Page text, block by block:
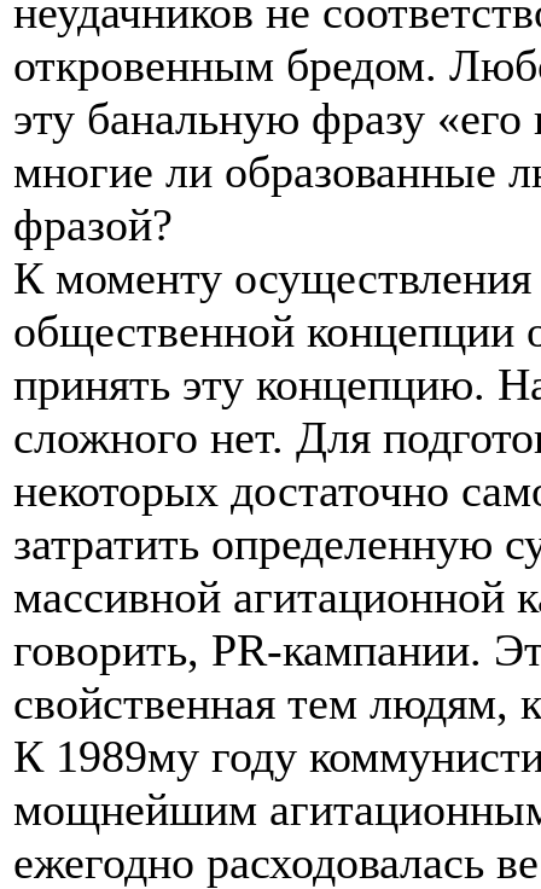
неудачников не
откровенным бредом.
эту банальную фразу
многие ли образованные
фразой?
К моменту
общественной концепции
принять эту концепцию.
сложного нет. Для
некоторых достаточно
затратить определенную
массивной агитационной
говорить, PR-кампании.
свойственная тем людям,
К 1989му году
мощнейшим
ежегодно расходовалась